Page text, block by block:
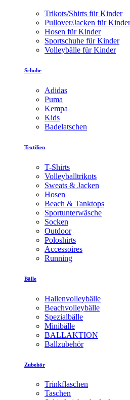
Trikots/Shirts für Kinder
Pullover/Jacken für Kinder
Hosen für Kinder
Sportschuhe für Kinder
Volleybälle für Kinder
Schuhe
Adidas
Puma
Kempa
Kids
Badelatschen
Textilien
T-Shirts
Volleyballtrikots
Sweats & Jacken
Hosen
Beach & Tanktops
Sportunterwäsche
Socken
Outdoor
Poloshirts
Accessoires
Running
Bälle
Hallenvolleybälle
Beachvolleybälle
Spezialbälle
Minibälle
BALLAKTION
Ballzubehör
Zubehör
Trinkflaschen
Taschen